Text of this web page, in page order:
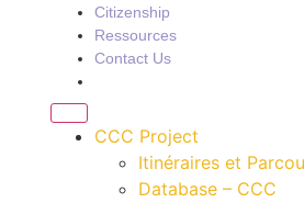
Citizenship
Ressources
Contact Us
CCC Project
Itinéraires et
Database – CCC